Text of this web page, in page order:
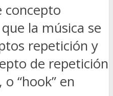
concepto
la música se
repetición y
de repetición
“hook” en